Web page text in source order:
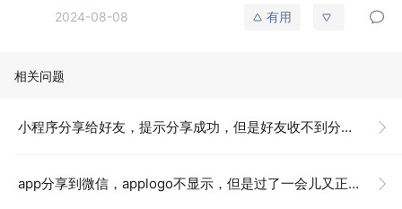
2024-08-08
有用
相关问题
小程序分享给好友，提示分享成功，但是好友收不到分享卡片
app分享到微信，applogo不显示，但是过了一会儿又正常显示了？